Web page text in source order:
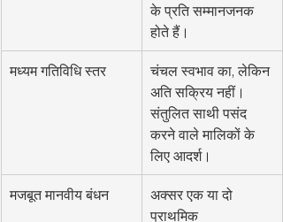
के प्रति सम्मानजनक
होते हैं।
मध्यम गतिविधि स्तर
चंचल स्वभाव का, लेकिन
अति सक्रिय नहीं।
संतुलित साथी पसंद
करने वाले मालिकों के
लिए आदर्श।
मजबूत मानवीय बंधन
अक्सर एक या दो
प्राथमिक